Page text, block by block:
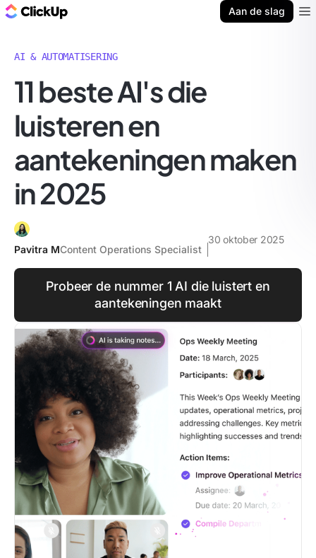
Aan de slag
AI & AUTOMATISERING
11 beste AI's die
luisteren en
aantekeningen maken
in 2025
Pavitra MContent Operations Specialist
30 oktober 2025
Probeer de nummer 1 AI die luistert en
aantekeningen maakt